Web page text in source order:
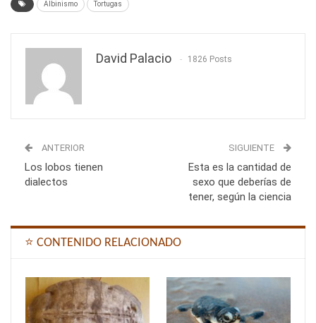
Albinismo Tortugas
David Palacio 1826 Posts
ANTERIOR
Los lobos tienen
dialectos
SIGUIENTE
Esta es la cantidad de
sexo que deberías de
tener, según la ciencia
⭐ CONTENIDO RELACIONADO